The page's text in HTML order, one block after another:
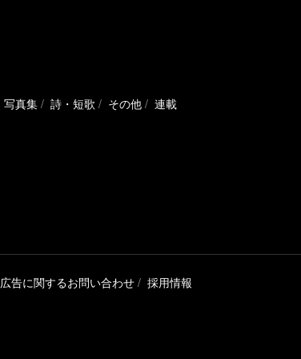
写真集 詩・短歌 その他 連載
広告に関するお問い合わせ
採用情報